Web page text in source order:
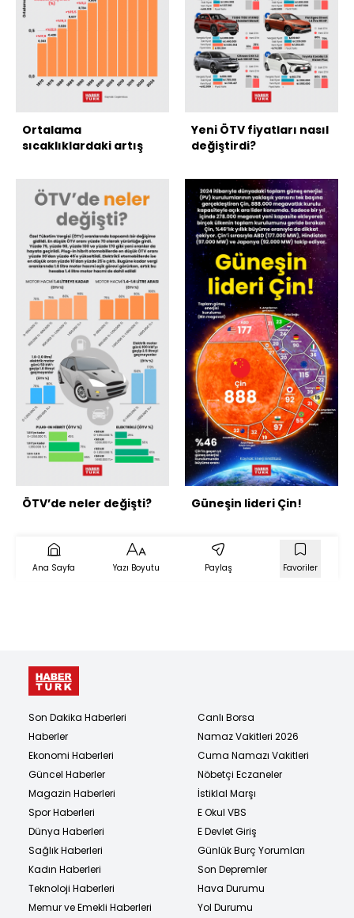
Ortalama
sıcaklıklardaki artış
Yeni ÖTV fiyatları nasıl
değiştirdi?
ÖTV’de neler değişti? Güneşin lideri Çin!
Ana Sayfa Yazı Boyutu Paylaş Favoriler
Son Dakika Haberleri
Haberler
Ekonomi Haberleri
Güncel Haberler
Magazin Haberleri
Spor Haberleri
Dünya Haberleri
Sağlık Haberleri
Kadın Haberleri
Teknoloji Haberleri
Memur ve Emekli Haberleri
Canlı Borsa
Namaz Vakitleri 2026
Cuma Namazı Vakitleri
Nöbetçi Eczaneler
İstiklal Marşı
E Okul VBS
E Devlet Giriş
Günlük Burç Yorumları
Son Depremler
Hava Durumu
Yol Durumu